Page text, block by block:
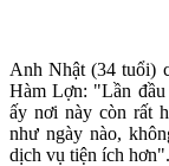
Anh Nhật (34 tuổi)
Hàm Lợn: "Lần
ấy nơi này còn rất
như ngày nào,
dịch vụ tiện ích hơn".